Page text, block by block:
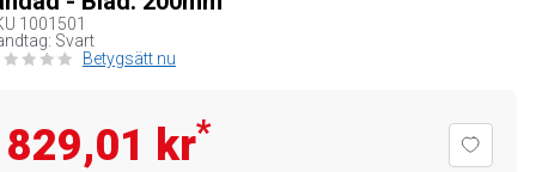
1001501
Svart
Betygsätt nu
829,01 kr*